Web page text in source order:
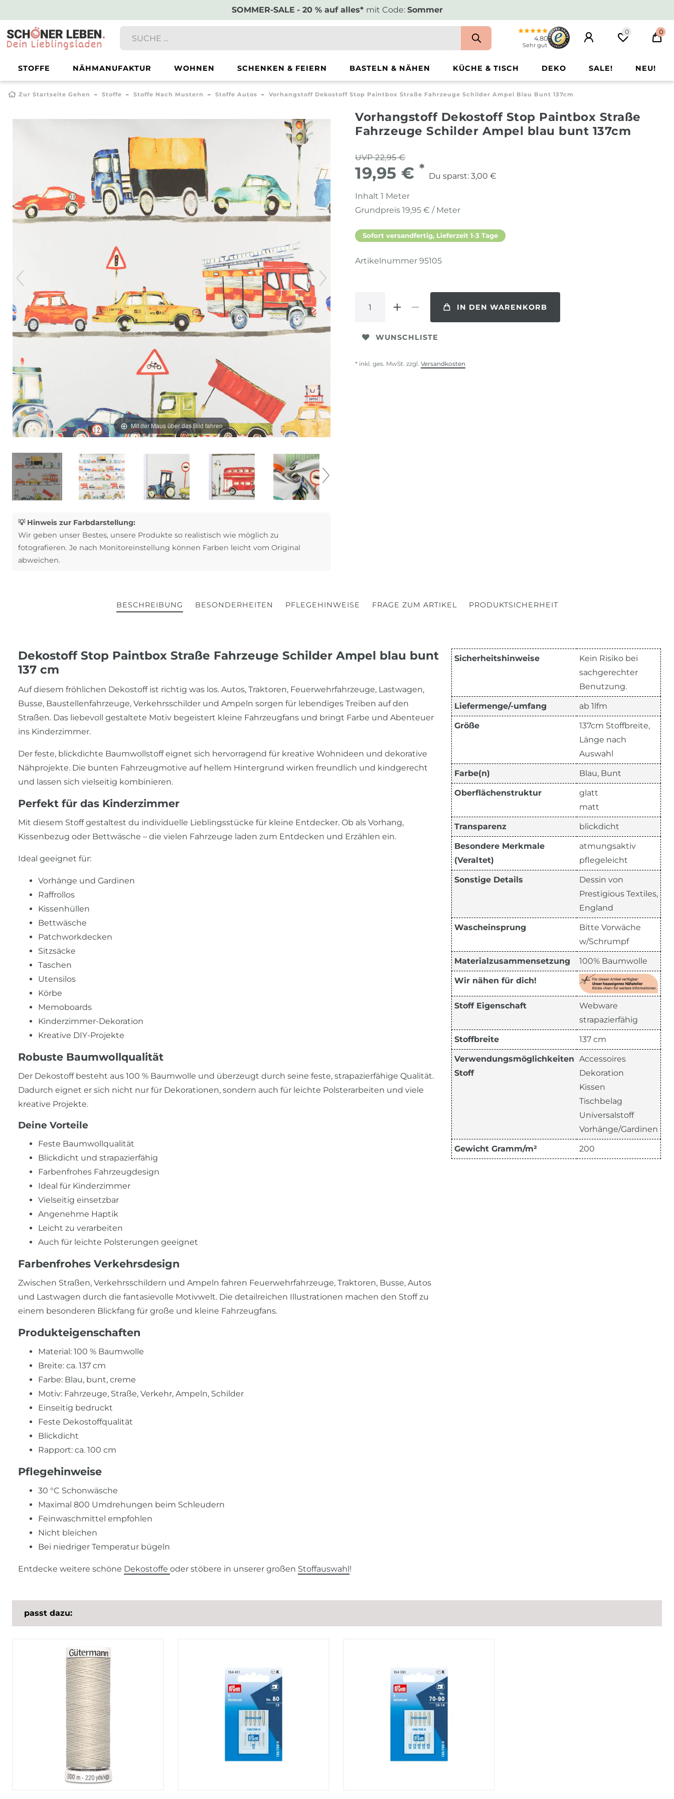
SOMMER-SALE - 20 % auf alles* mit Code: Sommer
4.80
Sehr gut
0 0
STOFFE NÄHMANUFAKTUR WOHNEN SCHENKEN & FEIERN BASTELN & NÄHEN KÜCHE & TISCH DEKO SALE! NEU!
Zur Startseite Gehen Stoffe Stoffe Nach Mustern Stoffe Autos Vorhangstoff Dekostoff Stop Paintbox Straße Fahrzeuge Schilder Ampel Blau Bunt 137cm
Mit der Maus über das Bild fahren
💡 Hinweis zur Farbdarstellung:
Wir geben unser Bestes, unsere Produkte so realistisch wie möglich zu
fotografieren. Je nach Monitoreinstellung können Farben leicht vom Original
abweichen.
Vorhangstoff Dekostoff Stop Paintbox Straße
Fahrzeuge Schilder Ampel blau bunt 137cm
UVP 22,95 €
19,95 € *
Du sparst: 3,00 €
Inhalt 1 Meter
Grundpreis 19,95 € / Meter
Sofort versandfertig, Lieferzeit 1-3 Tage
Artikelnummer 95105
IN DEN WARENKORB
WUNSCHLISTE
* inkl. ges. MwSt. zzgl. Versandkosten
BESCHREIBUNG BESONDERHEITEN PFLEGEHINWEISE FRAGE ZUM ARTIKEL PRODUKTSICHERHEIT
Dekostoff Stop Paintbox Straße Fahrzeuge Schilder Ampel blau bunt
137 cm
Auf diesem fröhlichen Dekostoff ist richtig was los. Autos, Traktoren, Feuerwehrfahrzeuge, Lastwagen,
Busse, Baustellenfahrzeuge, Verkehrsschilder und Ampeln sorgen für lebendiges Treiben auf den
Straßen. Das liebevoll gestaltete Motiv begeistert kleine Fahrzeugfans und bringt Farbe und Abenteuer
ins Kinderzimmer.
Der feste, blickdichte Baumwollstoff eignet sich hervorragend für kreative Wohnideen und dekorative
Nähprojekte. Die bunten Fahrzeugmotive auf hellem Hintergrund wirken freundlich und kindgerecht
und lassen sich vielseitig kombinieren.
Perfekt für das Kinderzimmer
Mit diesem Stoff gestaltest du individuelle Lieblingsstücke für kleine Entdecker. Ob als Vorhang,
Kissenbezug oder Bettwäsche – die vielen Fahrzeuge laden zum Entdecken und Erzählen ein.
Ideal geeignet für:
Vorhänge und Gardinen
Raffrollos
Kissenhüllen
Bettwäsche
Patchworkdecken
Sitzsäcke
Taschen
Utensilos
Körbe
Memoboards
Kinderzimmer-Dekoration
Kreative DIY-Projekte
Robuste Baumwollqualität
Der Dekostoff besteht aus 100 % Baumwolle und überzeugt durch seine feste, strapazierfähige Qualität.
Dadurch eignet er sich nicht nur für Dekorationen, sondern auch für leichte Polsterarbeiten und viele
kreative Projekte.
Deine Vorteile
Feste Baumwollqualität
Blickdicht und strapazierfähig
Farbenfrohes Fahrzeugdesign
Ideal für Kinderzimmer
Vielseitig einsetzbar
Angenehme Haptik
Leicht zu verarbeiten
Auch für leichte Polsterungen geeignet
Farbenfrohes Verkehrsdesign
Zwischen Straßen, Verkehrsschildern und Ampeln fahren Feuerwehrfahrzeuge, Traktoren, Busse, Autos
und Lastwagen durch die fantasievolle Motivwelt. Die detailreichen Illustrationen machen den Stoff zu
einem besonderen Blickfang für große und kleine Fahrzeugfans.
Produkteigenschaften
Material: 100 % Baumwolle
Breite: ca. 137 cm
Farbe: Blau, bunt, creme
Motiv: Fahrzeuge, Straße, Verkehr, Ampeln, Schilder
Einseitig bedruckt
Feste Dekostoffqualität
Blickdicht
Rapport: ca. 100 cm
Pflegehinweise
30 °C Schonwäsche
Maximal 800 Umdrehungen beim Schleudern
Feinwaschmittel empfohlen
Nicht bleichen
Bei niedriger Temperatur bügeln
Entdecke weitere schöne Dekostoffe oder stöbere in unserer großen Stoffauswahl !
Sicherheitshinweise
Kein Risiko bei
sachgerechter
Benutzung.
Liefermenge/-umfang ab 1lfm
Größe
137cm Stoffbreite,
Länge nach
Auswahl
Farbe(n) Blau, Bunt
Oberflächenstruktur
glatt
matt
Transparenz blickdicht
Besondere Merkmale
(Veraltet)
atmungsaktiv
pflegeleicht
Sonstige Details
Dessin von
Prestigious Textiles,
England
Wascheinsprung
Bitte Vorwäche
w/Schrumpf
Materialzusammensetzung 100% Baumwolle
Wir nähen für dich!
Stoff Eigenschaft
Webware
strapazierfähig
Stoffbreite 137 cm
Verwendungsmöglichkeiten
Stoff
Accessoires
Dekoration
Kissen
Tischbelag
Universalstoff
Vorhänge/Gardinen
Gewicht Gramm/m² 200
passt dazu: